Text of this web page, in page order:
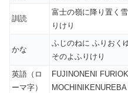
訓読
富士の嶺に降り置く
りけり
かな
ふじのねに ふりおく
そのよふりけり
英語（ロ
ーマ字）
FUJINONENI